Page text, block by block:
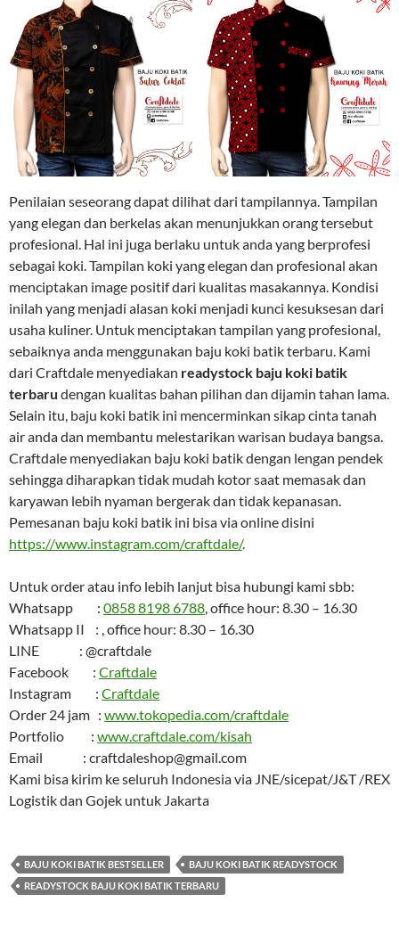
Penilaian seseorang dapat dilihat dari tampilannya. Tampilan
yang elegan dan berkelas akan menunjukkan orang tersebut
profesional. Hal ini juga berlaku untuk anda yang berprofesi
sebagai koki. Tampilan koki yang elegan dan profesional akan
menciptakan image positif dari kualitas masakannya. Kondisi
inilah yang menjadi alasan koki menjadi kunci kesuksesan dari
usaha kuliner. Untuk menciptakan tampilan yang profesional,
sebaiknya anda menggunakan baju koki batik terbaru. Kami
dari Craftdale menyediakan readystock baju koki batik
terbaru dengan kualitas bahan pilihan dan dijamin tahan lama.
Selain itu, baju koki batik ini mencerminkan sikap cinta tanah
air anda dan membantu melestarikan warisan budaya bangsa.
Craftdale menyediakan baju koki batik dengan lengan pendek
sehingga diharapkan tidak mudah kotor saat memasak dan
karyawan lebih nyaman bergerak dan tidak kepanasan.
Pemesanan baju koki batik ini bisa via online disini
https://www.instagram.com/craftdale/.
Untuk order atau info lebih lanjut bisa hubungi kami sbb:
Whatsapp : 0858 8198 6788, office hour: 8.30 – 16.30
Whatsapp II : , office hour: 8.30 – 16.30
LINE : @craftdale
Facebook : Craftdale
Instagram : Craftdale
Order 24 jam : www.tokopedia.com/craftdale
Portfolio : www.craftdale.com/kisah
Email : craftdaleshop@gmail.com
Kami bisa kirim ke seluruh Indonesia via JNE/sicepat/J&T /REX
Logistik dan Gojek untuk Jakarta
BAJU KOKI BATIK BESTSELLER
BAJU KOKI BATIK READYSTOCK
READYSTOCK BAJU KOKI BATIK TERBARU